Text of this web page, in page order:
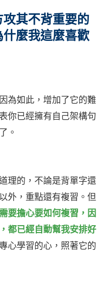
其不背重要的
麼我這麼喜歡
為如此，增加了它的難
你已經擁有自己架構句
。
理的，不論是背單字還
外，重點還有複習。但
要擔心要如何複習，因
都已經自動幫我安排好
心學習的心，照著它的